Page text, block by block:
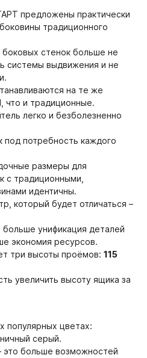
предложены практически
традиционного
стенок больше не
системы выдвижения и не
на те же
что и традиционные.
легко и безболезненно
под потребность каждого
размеры для
с традиционными,
идентичны.
который будет отличаться –
унификация деталей
экономия ресурсов.
три высоты проёмов:115
увеличить высоту ящика за
популярных цветах:
серый.
больше возможностей